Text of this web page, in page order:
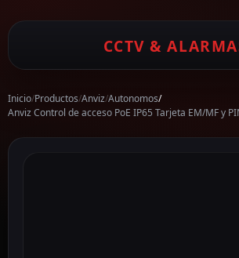
CCTV &
Inicio/Productos/Anviz/Autonomos/
Anviz Control de acceso PoE IP65 Tarjeta EM/MF y